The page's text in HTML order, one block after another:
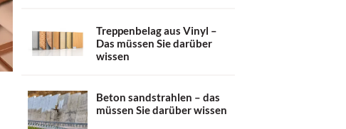
Treppenbelag aus Vinyl –
Das müssen Sie darüber
wissen
Beton sandstrahlen – das
müssen Sie darüber wissen